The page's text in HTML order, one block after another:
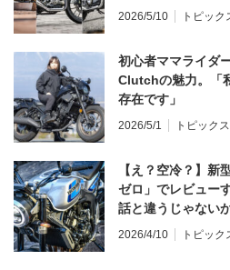
2026/5/10 トピック
初心者ママライダ
Clutchの魅力。「
存在です」
2026/5/1 トピックス
【え？空冷？】新
ゼロ」でレビュー
話と違うじゃない
てならず／
2026/4/10 トピック